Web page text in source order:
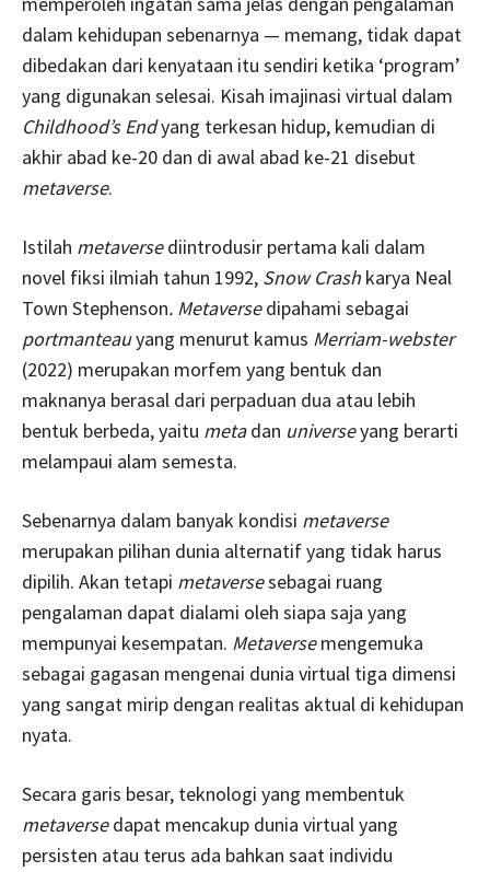
dalam kehidupan sebenarnya — memang, tidak dapat
dibedakan dari kenyataan itu sendiri ketika ‘program’
yang digunakan selesai. Kisah imajinasi virtual dalam
Childhood’s Endyang terkesan hidup, kemudian di
akhir abad ke-20 dan di awal abad ke-21 disebut
metaverse.
Istilah metaversediintrodusir pertama kali dalam
novel fiksi ilmiah tahun 1992, Snow Crash karya Neal
Town Stephenson. Metaversedipahami sebagai
portmanteauyang menurut kamus Merriam-webster
(2022) merupakan morfem yang bentuk dan
maknanya berasal dari perpaduan dua atau lebih
bentuk berbeda, yaitu metadan universeyang berarti
melampaui alam semesta.
Sebenarnya dalam banyak kondisi metaverse
merupakan pilihan dunia alternatif yang tidak harus
dipilih. Akan tetapi metaversesebagai ruang
pengalaman dapat dialami oleh siapa saja yang
mempunyai kesempatan. Metaversemengemuka
sebagai gagasan mengenai dunia virtual tiga dimensi
yang sangat mirip dengan realitas aktual di kehidupan
nyata.
Secara garis besar, teknologi yang membentuk
metaversedapat mencakup dunia virtual yang
persisten atau terus ada bahkan saat individu